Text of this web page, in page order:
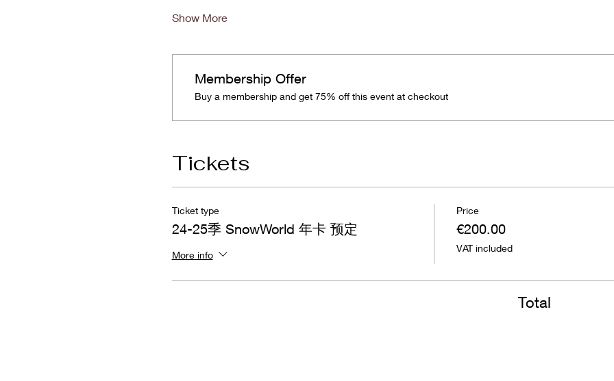
Show More
Membership Offer
Buy a membership and get 75% off this event at checkout
Tickets
Ticket type
24-25季 SnowWorld 年卡 预定
More info
Price
€200.00
VAT included
Total